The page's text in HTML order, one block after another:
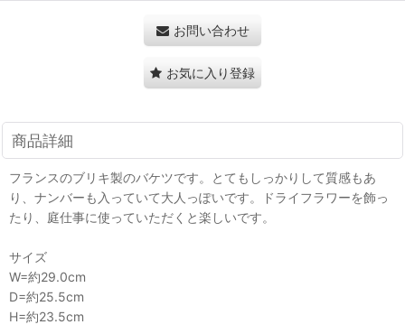
お問い合わせ
お気に入り登録
商品詳細
フランスのブリキ製のバケツです。とてもしっかりして質感もあ
り、ナンバーも入っていて大人っぽいです。ドライフラワーを飾っ
たり、庭仕事に使っていただくと楽しいです。
サイズ
W=約29.0cm
D=約25.5cm
H=約23.5cm